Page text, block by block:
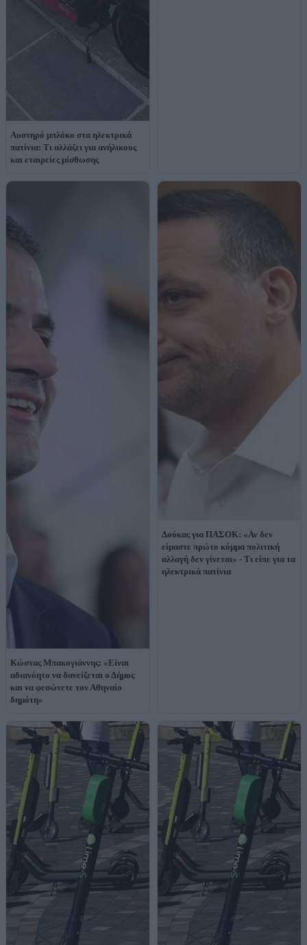
Αυστηρό μπλόκο στα ηλεκτρικά
πατίνια: Τι αλλάζει για ανήλικους
και εταιρείες μίσθωσης
Κώστας Μπακογιάννης: «Είναι
αδιανόητο να δανείζεται ο Δήμος
και να φεσώνετε τον Αθηναίο
δημότη»
Δούκας για ΠΑΣΟΚ: «Αν δεν
είμαστε πρώτο κόμμα πολιτική
αλλαγή δεν γίνεται» - Τι είπε για τα
ηλεκτρικά πατίνια